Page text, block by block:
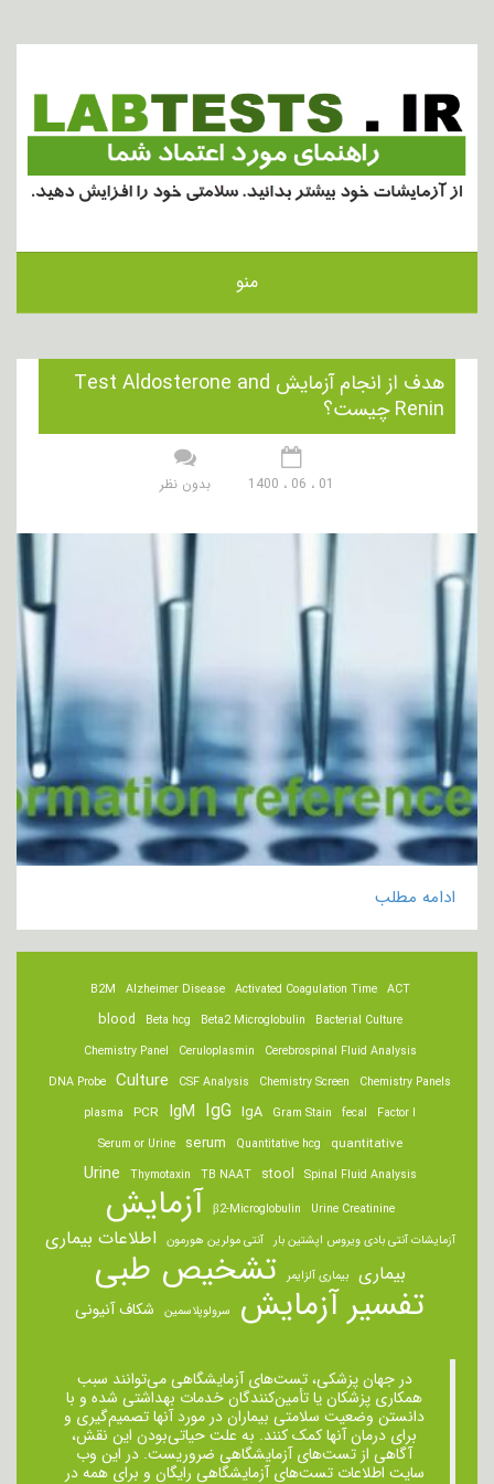
منو
هدف از انجام آزمایش Test Aldosterone and
Renin چیست؟
01 ، 06 ، 1400 بدون نظر
ادامه مطلب
ACT
Activated Coagulation Time
Alzheimer Disease
B2M
Bacterial Culture
Beta2 Microglobulin
Beta hcg
blood
Cerebrospinal Fluid Analysis
Ceruloplasmin
Chemistry Panel
Chemistry Panels
Chemistry Screen
CSF Analysis
Culture
DNA Probe
Factor I
fecal
Gram Stain
IgA
IgG
IgM
PCR
plasma
quantitative
Quantitative hcg
serum
Serum or Urine
Spinal Fluid Analysis
stool
TB NAAT
Thymotaxin
Urine
Urine Creatinine
β2-Microglobulin آزمایش
آزمایشات آنتی بادی ویروس اپشتین بار آنتی مولرین هورمون اطلاعات بیماری
بیماری بیماری آلزایمر تشخیص طبی
تفسیر آزمایش سرولوپلاسمین شکاف آنیونی
در جهان پزشکی، تست‌های آزمایشگاهی می‌توانند سبب
همکاری پزشکان یا تأمین‌کنندگان خدمات بهداشتی شده و با
دانستن وضعیت سلامتی بیماران در مورد آنها تصمیم‌گیری و
برای درمان ‌آنها کمک کنند. به علت حیاتی‌بودن این نقش،
آگاهی از تست‌های آزمایشگاهی ضروریست. در این وب
سایت اطلاعات تست‌های آزمایشگاهی رایگان و برای همه در